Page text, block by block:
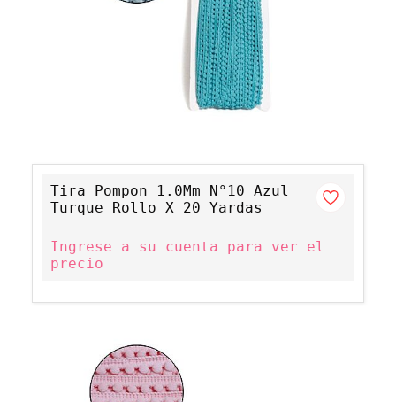
Tira Pompon 1.0Mm N°10 Azul
Turque Rollo X 20 Yardas
Ingrese a su cuenta para ver el
precio